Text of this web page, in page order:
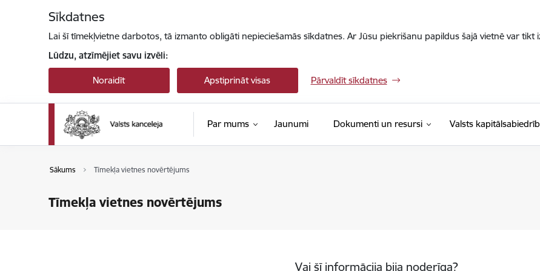
Sīkdatnes
Lai šī tīmekļvietne darbotos, tā izmanto obligāti nepieciešamās sīkdatnes. Ar Jūsu piekrišanu papildus šajā vietnē var
Lūdzu, atzīmējiet savu izvēli:
Noraidīt Apstiprināt visas Pārvaldīt sīkdatnes
Par mums Jaunumi Dokumenti un resursi Valsts
Sākums Tīmekļa vietnes novērtējums
Tīmekļa vietnes novērtējums
Vai šī informācija bija noderīga?